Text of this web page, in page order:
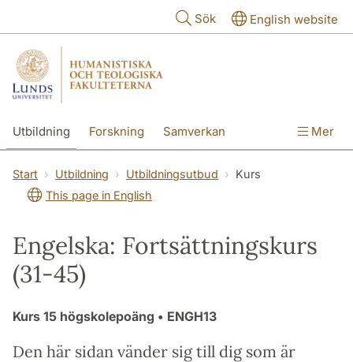
Sök English website
Utbildning Forskning Samverkan Mer
Start Utbildning Utbildningsutbud
Kurs
This page in English
Engelska: Fortsättningskurs
(31-45)
Kurs 15 högskolepoäng • ENGH13
Den här sidan vänder sig till dig som är